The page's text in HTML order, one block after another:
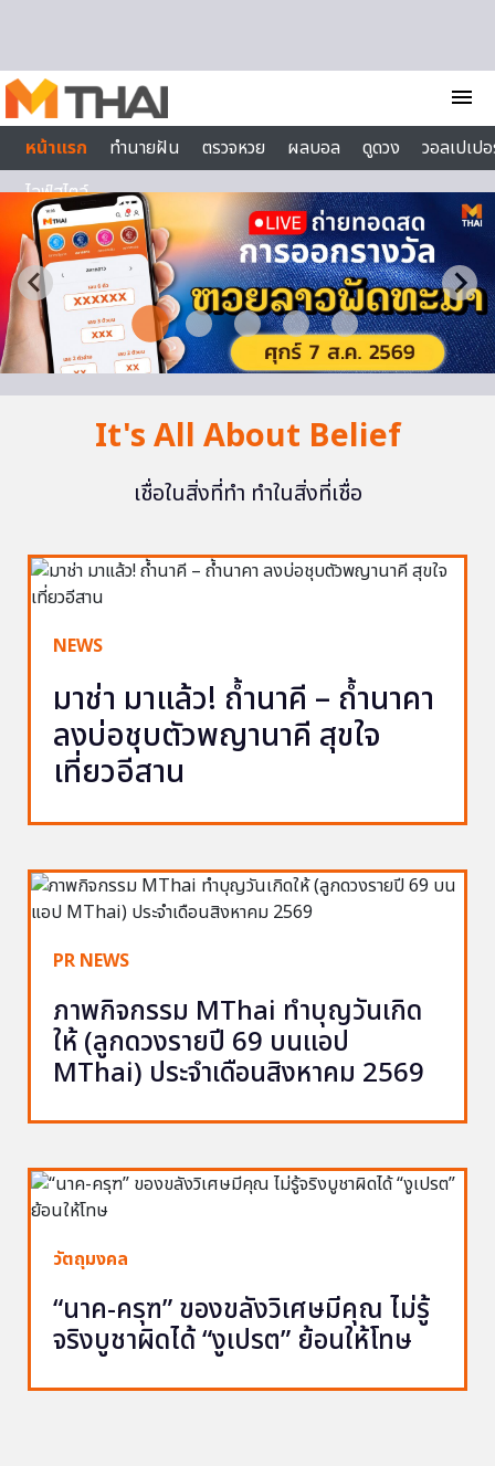
menu
หน้าแรก
ทำนายฝัน ตรวจหวย ผลบอล ดูดวง
วอลเปเป
ไลฟ์สไตล์
It's All About Belief
เชื่อในสิ่งที่ทำ ทำในสิ่งที่เชื่อ
NEWS
มาช่า มาแล้ว! ถ้ำนาคี – ถ้ำนาคา
ลงบ่อชุบตัวพญานาคี สุขใจ
เที่ยวอีสาน
PR NEWS
ภาพกิจกรรม MThai ทำบุญวันเกิด
ให้ (ลูกดวงรายปี 69 บนแอป
MThai) ประจำเดือนสิงหาคม 2569
วัตถุมงคล
“นาค-ครุฑ” ของขลังวิเศษมีคุณ ไม่รู้
จริงบูชาผิดได้ “งูเปรต” ย้อนให้โทษ